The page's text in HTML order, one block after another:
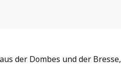
der Dombes und der Bresse,